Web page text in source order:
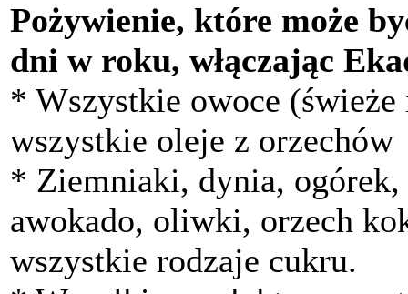
Pożywienie, które może
dni w roku, włączając
* Wszystkie owoce
wszystkie oleje z orzechów
* Ziemniaki, dynia,
awokado, oliwki, orzech
wszystkie rodzaje cukru.